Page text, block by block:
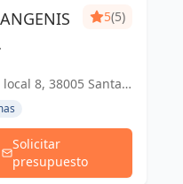
5(5)
8, 38005 Santa
España
Solicitar
presupuesto